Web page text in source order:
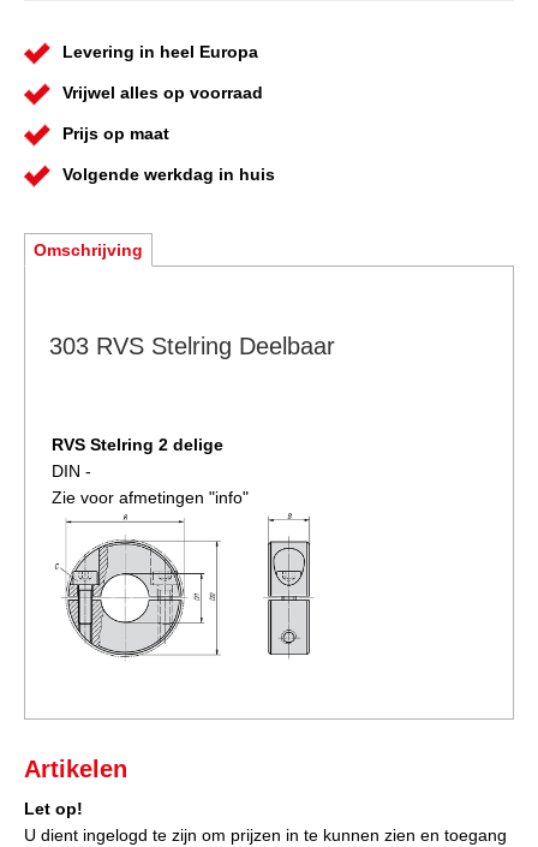
Levering in heel Europa
Vrijwel alles op voorraad
Prijs op maat
Volgende werkdag in huis
Omschrijving
303 RVS Stelring Deelbaar
RVS Stelring 2 delige
DIN -
Zie voor afmetingen "info"
Artikelen
Let op!
U dient ingelogd te zijn om prijzen in te kunnen zien en toegang